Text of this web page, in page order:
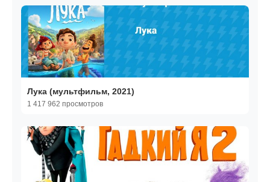
Лука (мультфильм, 2021)
1 417 962 просмотров